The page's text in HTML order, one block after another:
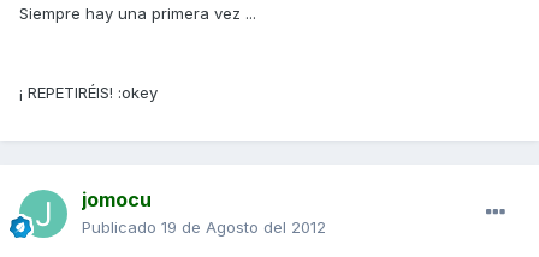
Siempre hay una primera vez ...
¡ REPETIRÉIS! :okey
jomocu
Publicado 19 de Agosto del 2012